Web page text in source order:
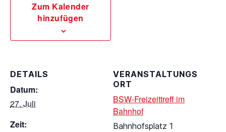
Zum Kalender
hinzufügen
DETAILS
Datum:
27. Juli
Zeit:
VERANSTALTUNGS
ORT
BSW-Freizeittreff im
Bahnhof
Bahnhofsplatz 1